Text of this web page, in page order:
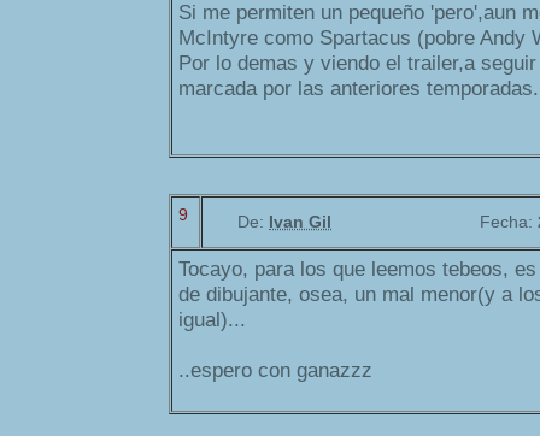
Si me permiten un pequeño 'pero',aun
McIntyre como Spartacus (pobre Andy
Por lo demas y viendo el trailer,a
marcada por las anteriores temporadas.
9 De: Ivan Gil Fecha:
Tocayo, para los que leemos tebeos,
de dibujante, osea, un mal menor(y a
igual)...
..espero con ganazzz